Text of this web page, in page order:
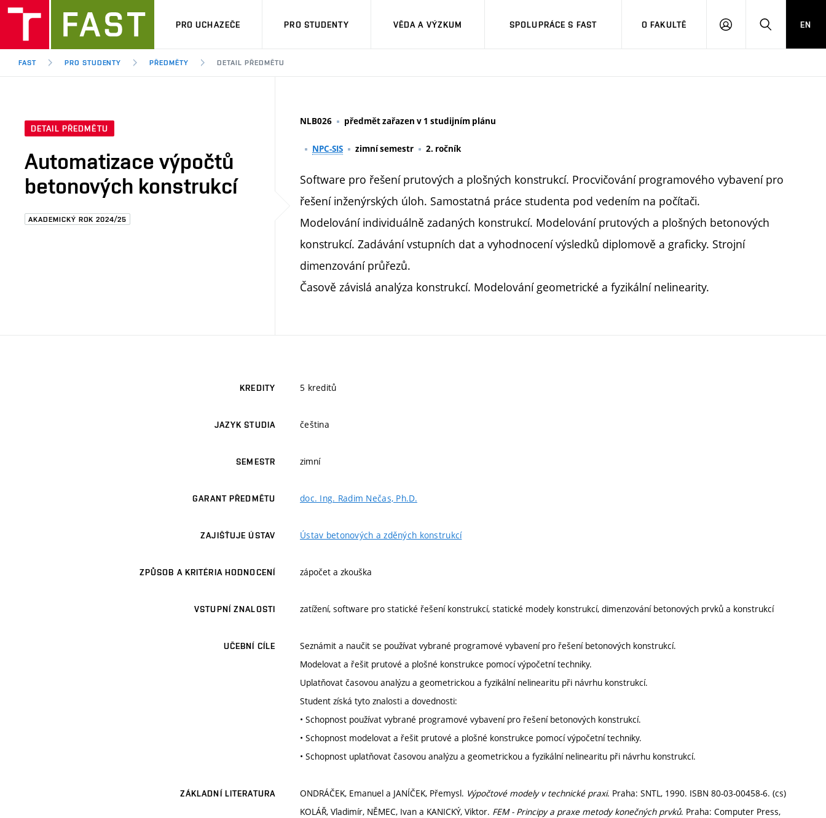
PRO UCHAZEČE PRO STUDENTY VĚDA A VÝZKUM SPOLUPRÁCE S FAST O FAKULTĚ
PŘIHLÁSITHLEDAT
EN
FAST PRO STUDENTY PŘEDMĚTY DETAIL PŘEDMĚTU
DETAIL PŘEDMĚTU
Automatizace výpočtů
betonových konstrukcí
AKADEMICKÝ ROK 2024/25
NLB026 předmět zařazen v 1 studijním plánu
NPC-SIS zimní semestr 2. ročník
Software pro řešení prutových a plošných konstrukcí. Procvičování programového vybavení pro
řešení inženýrských úloh. Samostatná práce studenta pod vedením na počítači.
Modelování individuálně zadaných konstrukcí. Modelování prutových a plošných betonových
konstrukcí. Zadávání vstupních dat a vyhodnocení výsledků diplomově a graficky. Strojní
dimenzování průřezů.
Časově závislá analýza konstrukcí. Modelování geometrické a fyzikální nelinearity.
KREDITY 5 kreditů
JAZYK STUDIA čeština
SEMESTR zimní
GARANT PŘEDMĚTU doc. Ing. Radim Nečas, Ph.D.
ZAJIŠŤUJE ÚSTAV Ústav betonových a zděných konstrukcí
ZPŮSOB A KRITÉRIA HODNOCENÍ zápočet a zkouška
VSTUPNÍ ZNALOSTI zatížení, software pro statické řešení konstrukcí, statické modely konstrukcí, dimenzování betonových prvků a konstrukcí
UČEBNÍ CÍLE
Seznámit a naučit se používat vybrané programové vybavení pro řešení betonových konstrukcí.
Modelovat a řešit prutové a plošné konstrukce pomocí výpočetní techniky.
Uplatňovat časovou analýzu a geometrickou a fyzikální nelinearitu při návrhu konstrukcí.
Student získá tyto znalosti a dovednosti:
• Schopnost používat vybrané programové vybavení pro řešení betonových konstrukcí.
• Schopnost modelovat a řešit prutové a plošné konstrukce pomocí výpočetní techniky.
• Schopnost uplatňovat časovou analýzu a geometrickou a fyzikální nelinearitu při návrhu konstrukcí.
ZÁKLADNÍ LITERATURA ONDRÁČEK, Emanuel a JANÍČEK, Přemysl. Výpočtové modely v technické praxi. Praha: SNTL, 1990. ISBN 80-03-00458-6. (cs)
KOLÁŘ, Vladimír, NĚMEC, Ivan a KANICKÝ, Viktor. FEM - Principy a praxe metody konečných prvků. Praha: Computer Press,